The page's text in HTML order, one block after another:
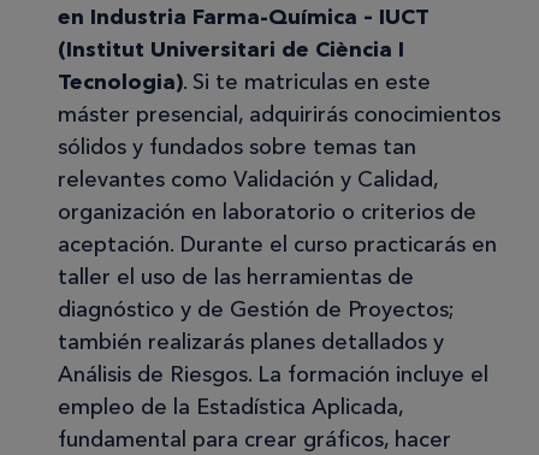
en Industria Farma-Química – IUCT
(Institut Universitari de Ciència I
Tecnologia). Si te matriculas en este
máster presencial, adquirirás conocimientos
sólidos y fundados sobre temas tan
relevantes como Validación y Calidad,
organización en laboratorio o criterios de
aceptación. Durante el curso practicarás en
taller el uso de las herramientas de
diagnóstico y de Gestión de Proyectos;
también realizarás planes detallados y
Análisis de Riesgos. La formación incluye el
empleo de la Estadística Aplicada,
fundamental para crear gráficos, hacer